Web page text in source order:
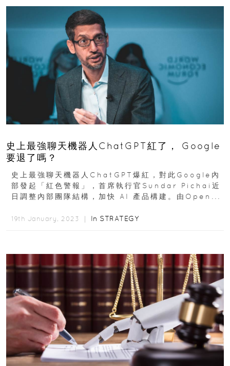
史上最強聊天機器人ChatGPT紅了， Google
要退了嗎？
史上最強聊天機器人ChatGPT爆紅，對此Google內
部發起「紅色警報」，首席執行官Sundar Pichai近
日調整內部團隊結構，加快 AI 產品構建。由Open...
19th January, 2023 ｜ In STRATEGY